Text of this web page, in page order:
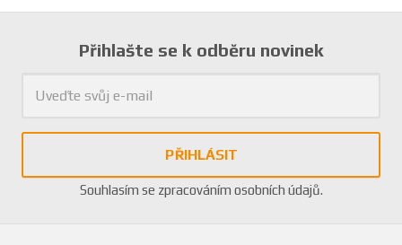
Přihlašte se k odběru novinek
PŘIHLÁSIT
Souhlasím se zpracováním osobních údajů.